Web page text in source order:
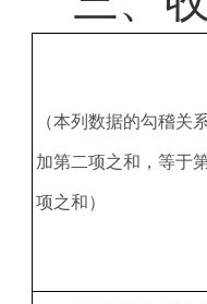
（本列数据的勾稽关
加第二项之和，等于
项之和）